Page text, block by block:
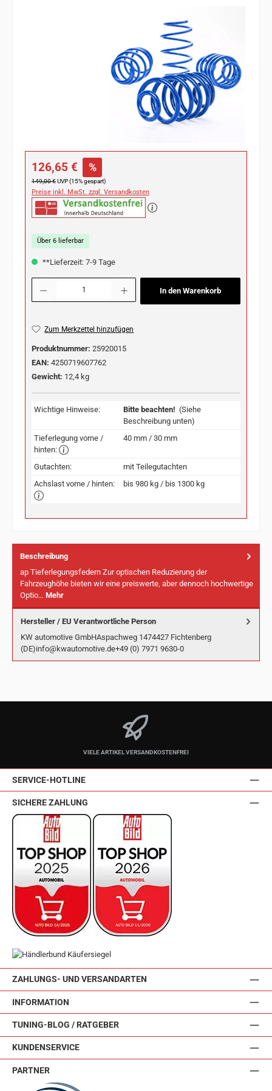
Verkaufspreis:
126,65 € %
Regulärer Preis:
149,00 €UVP (15% gespart)
Preise inkl. MwSt. zzgl. Versandkosten
Über 6 lieferbar
**Lieferzeit: 7-9 Tage
Produkt Anzahl: Gib den gewünschten Wert ein oder benutze die Schaltflächen
In den Warenkorb
Zum Merkzettel hinzufügen
Produktnummer: 25920015
EAN: 4250719607762
Gewicht: 12,4 kg
Wichtige Hinweise: Bitte beachten! (Siehe
Beschreibung unten)
Tieferlegung vorne /
hinten:
40 mm / 30 mm
Gutachten:
mit Teilegutachten
Achslast vorne / hinten:
bis 980 kg / bis 1300 kg
Beschreibung
ap Tieferlegungsfedern Zur optischen Reduzierung der
Fahrzeughöhe bieten wir eine preiswerte, aber dennoch hochwertige
Optio… Mehr
Hersteller / EU Verantwortliche Person
KW automotive GmbHAspachweg 1474427 Fichtenberg
(DE)info@kwautomotive.de+49 (0) 7971 9630-0
VIELE ARTIKEL VERSANDKOSTENFREI
SERVICE-HOTLINE
ZAHLUNGS- UND VERSANDARTEN
INFORMATION
TUNING-BLOG / RATGEBER
KUNDENSERVICE
SICHERE ZAHLUNG
PARTNER